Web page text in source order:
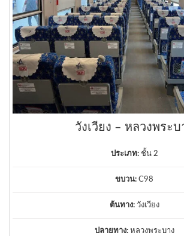
วังเวียง – หลวงพระบ
ประเภท: ชั้น 2
ขบวน: C98
ต้นทาง: วังเวียง
ปลายทาง: หลวงพระบาง